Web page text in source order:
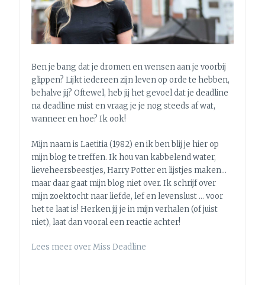
HART
Ben je bang dat je dromen en wensen aan je voorbij
glippen? Lijkt iedereen zijn leven op orde te hebben,
behalve jij? Oftewel, heb jij het gevoel dat je deadline
na deadline mist en vraag je je nog steeds af wat,
wanneer en hoe? Ik ook!
Mijn naam is Laetitia (1982) en ik ben blij je hier op
mijn blog te treffen. Ik hou van kabbelend water,
lieveheersbeestjes, Harry Potter en lijstjes maken…
maar daar gaat mijn blog niet over. Ik schrijf over
mijn zoektocht naar liefde, lef en levenslust … voor
het te laat is! Herken jij je in mijn verhalen (of juist
niet), laat dan vooral een reactie achter!
Lees meer over Miss Deadline